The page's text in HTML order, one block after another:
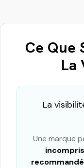
Ce Que
La
La
Une marque